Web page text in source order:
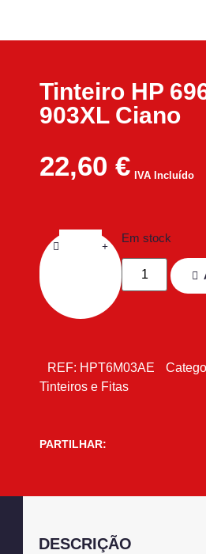
Tinteiro HP
903XL Ciano
22,60 € IVA Incluído
Em stock
REF: HPT6M03AE
Tinteiros e Fitas
PARTILHAR:
DESCRIÇÃO